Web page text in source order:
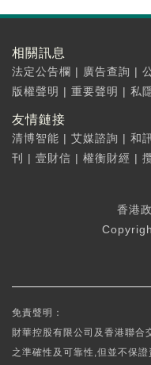
相關訊息
法定公告欄 | 廣告查詢 |
版權聲明 | 重要聲明 | 私
友情鏈接
清博智能 | 艾媒諮詢 | 和
刊
| 壹財信 | 權衡財經 |
香港
免責聲明：
財華控股有限公司及香港聯合
之準確性及可靠性,但並不保